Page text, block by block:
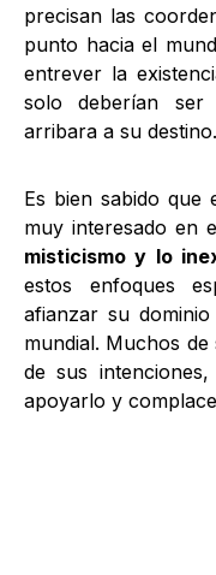
precisan las
punto hacia el
entrever la
solo deberían
arribara a su destino.
Es bien sabido que
muy interesado en
misticismo y lo
estos enfoques
afianzar su
mundial. Muchos
de sus
apoyarlo y